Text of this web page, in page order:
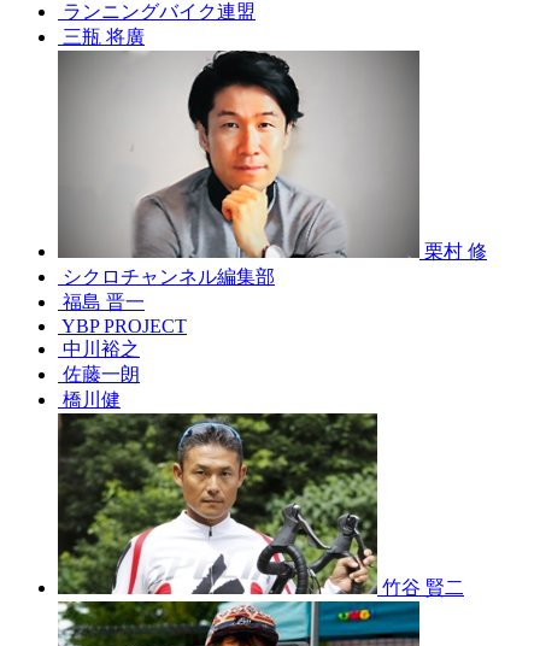
ランニングバイク連盟
三瓶 将廣
栗村 修
シクロチャンネル編集部
福島 晋一
YBP PROJECT
中川裕之
佐藤一朗
橋川健
竹谷 賢二